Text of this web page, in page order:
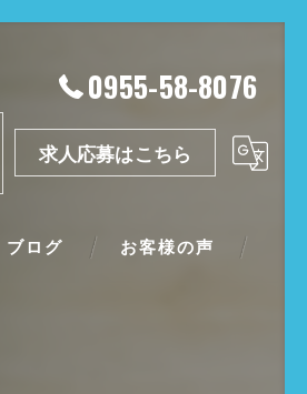
0955-58-8076
求人応募はこちら
ブログ お客様の声